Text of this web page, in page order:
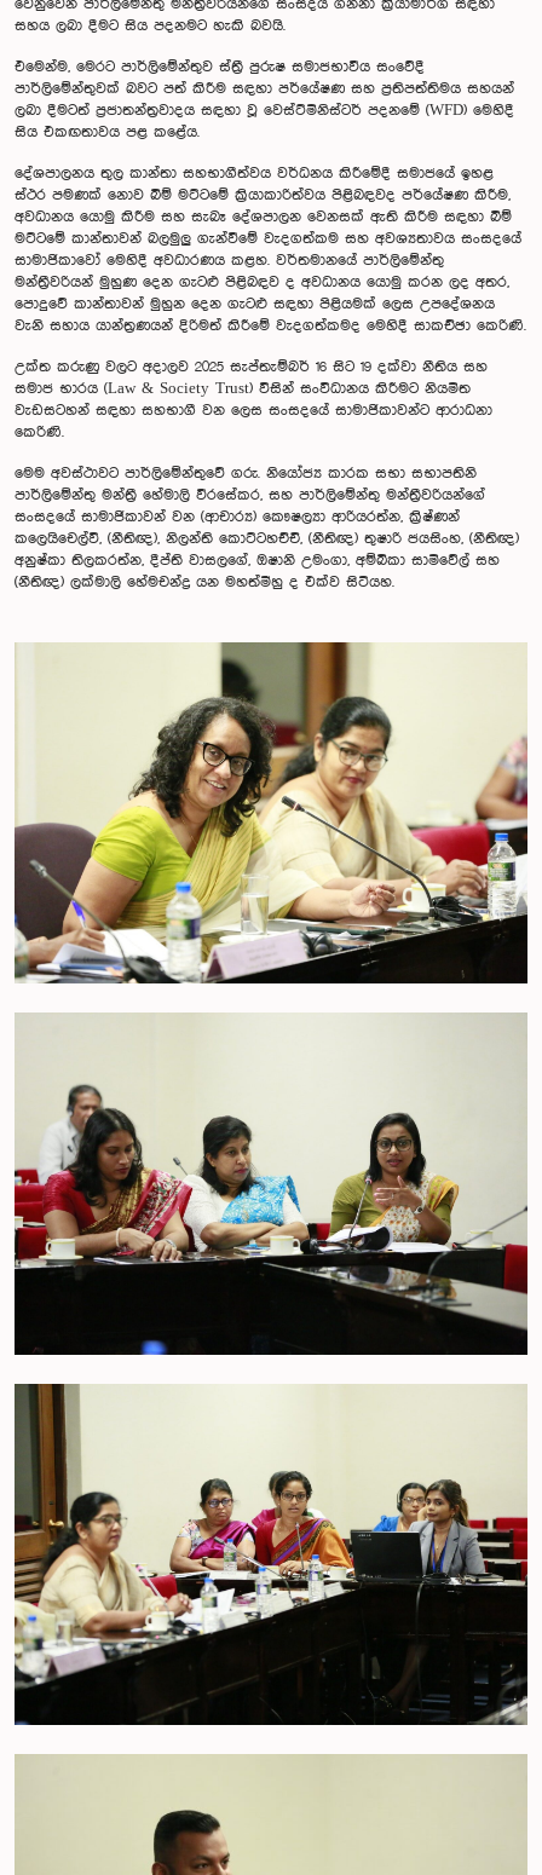
වෙනුවෙන් පාර්ලිමේන්තු මන්ත්‍රීවරියන්ගේ සංසදය ගන්නා ක්‍රියාමාර්ග සඳහා
සහය ලබා දීමට සිය පදනමට හැකි බවයි.
එමෙන්ම, මෙරට පාර්ලිමේන්තුව ස්ත්‍රී පුරුෂ සමාජභාවීය සංවේදී
පාර්ලිමේන්තුවක් බවට පත් කිරීම සඳහා පර්යේෂණ සහ ප්‍රතිපත්තිමය සහයන්
ලබා දීමටත් ප්‍රජාතන්ත්‍රවාදය සඳහා වූ වෙස්ට්මිනිස්ටර් පදනමේ (WFD) මෙහිදී
සිය එකඟතාවය පළ කළේය.
දේශපාලනය තුල කාන්තා සහභාගීත්වය වර්ධනය කිරීමේදී සමාජයේ ඉහළ
ස්ථර පමණක් නොව බිම් මට්ටමේ ක්‍රියාකාරිත්වය පිළිබඳවද පර්යේෂණ කිරීම,
අවධානය යොමු කිරීම සහ සැබෑ දේශපාලන වෙනසක් ඇති කිරීම සඳහා බිම්
මට්ටමේ කාන්තාවන් බලමුලු ගැන්වීමේ වැදගත්කම සහ අවශ්‍යතාවය සංසදයේ
සාමාජිකාවෝ මෙහිදී අවධාරණය කළහ. වර්තමානයේ පාර්ලිමේන්තු
මන්ත්‍රීවරියන් මුහුණ දෙන ගැටළු පිළිබඳව ද අවධානය යොමු කරන ලද අතර,
පොදුවේ කාන්තාවන් මුහුන දෙන ගැටළු සඳහා පිළියමක් ලෙස උපදේශනය
වැනි සහාය යාන්ත්‍රණයන් දිරිමත් කිරීමේ වැදගත්කමද මෙහිදී සාකච්ඡා කෙරිණි.
උක්ත කරුණු වලට අදාලව 2025 සැප්තැම්බර් 16 සිට 19 දක්වා නීතිය සහ
සමාජ භාරය (Law & Society Trust) විසින් සංවිධානය කිරීමට නියමිත
වැඩසටහන් සඳහා සහභාගී වන ලෙස සංසදයේ සාමාජිකාවන්ට ආරාධන‍ා
කෙරිණි.
මෙම අවස්ථාවට පාර්ලිමේන්තුවේ ගරු. නියෝජ්‍ය කාරක සභා සභාපතිනි
පාර්ලිමේන්තු මන්ත්‍රී හේමාලි වීරසේකර, සහ පාර්ලිමේන්තු මන්ත්‍රීවරියන්ගේ
සංසදයේ සාමාජිකාවන් වන (ආචාර්‍ය) කෞෂල්‍යා ආරියරත්න, ක්‍රිෂ්ණන්
කලෙයිචෙල්වි, (නීතිඥ), නිලන්ති කොට්ටහච්චි, (නීතිඥ) තුෂාරි ජයසිංහ, (නීතිඥ)
අනුෂ්කා තිලකරත්න, දීප්ති වාසලගේ, ඔෂානි උමංගා, අම්බිකා සාමිවේල් සහ
(නීතිඥ) ලක්මාලි හේමචන්ද්‍ර යන මහත්මීහු ද එක්ව සිටියහ.